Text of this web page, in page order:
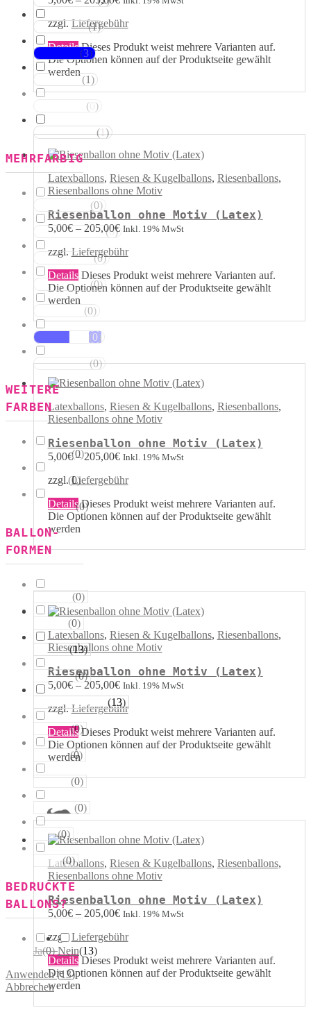
zzgl.Liefergebühr
Details Dieses Produkt weist mehrere Varianten auf.
Die Optionen können auf der Produktseite gewählt
werden
Latexballons, Riesen & Kugelballons, Riesenballons,
Riesenballons ohne Motiv
Riesenballon ohne Motiv (Latex)
5,00€– 205,00€ Inkl. 19% MwSt
zzgl. Liefergebühr
Details Dieses Produkt weist mehrere Varianten auf.
Die Optionen können auf der Produktseite gewählt
werden
Latexballons, Riesen & Kugelballons, Riesenballons,
Riesenballons ohne Motiv
Riesenballon ohne Motiv (Latex)
5,00€–205,00€ Inkl. 19% MwSt
zzgl.Liefergebühr
Details Dieses Produkt weist mehrere Varianten auf.
Die Optionen können auf der Produktseite gewählt
werden
Latexballons, Riesen & Kugelballons, Riesenballons,
Riesenballons ohne Motiv
Riesenballon ohne Motiv (Latex)
5,00€– 205,00€ Inkl. 19% MwSt
zzgl.Liefergebühr
Details Dieses Produkt weist mehrere Varianten auf.
Die Optionen können auf der Produktseite gewählt
werden
Latexballons, Riesen & Kugelballons, Riesenballons,
Riesenballons ohne Motiv
Riesenballon ohne Motiv (Latex)
5,00€– 205,00€ Inkl. 19% MwSt
zzgl.Liefergebühr
Details Dieses Produkt weist mehrere Varianten auf.
Die Optionen können auf der Produktseite gewählt
werden
Violetttöne (1)
(3)
(1)
( )
Schwarztöne (1)
MEHRFARBIG
(0)
Schwarz Weiss (0)
Silber Weiss (0)
Gold Weiss (0)
(0)
(0)
Mehrfarbig (0)
WEITERE
FARBEN
Kristall (0)
Pastell (0)
Metallik (0)
BALLON-
FORMEN
(0)
(0)
Runde (13)
Tropfen (0)
Riesen−Kugeln (13)
Eckige (0)
Säulen (0)
Portale (0)
Figuren (0)
123 (0)
ABC (0)
BEDRUCKTE
BALLONS?
Ja(0) Nein(13)
Anwenden(13)
Abbrechen